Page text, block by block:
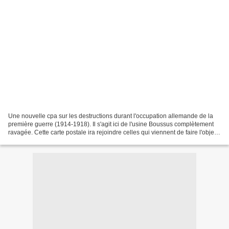
Une nouvelle cpa sur les destructions durant l'occupation allemande de la
première guerre (1914-1918). Il s'agit ici de l'usine Boussus complètement
ravagée. Cette carte postale ira rejoindre celles qui viennent de faire l'objet